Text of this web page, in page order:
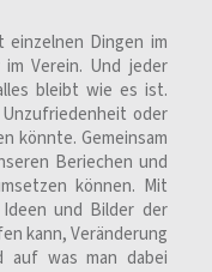
Dingen im
Verein. Und jeder
bleibt wie es ist.
oder
könnte. Gemeinsam
Beriechen und
können. Mit
und Bilder der
kann, Veränderung
auf was man dabei